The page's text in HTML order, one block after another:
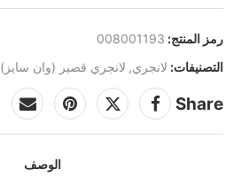
رمز المنتج: 008001193
التصنيفات: لانجري, لانجري قصير (وان سايز)
Share
الوصف